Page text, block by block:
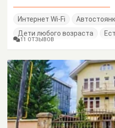
Интернет Wi-Fi
Дети любого возраста
11 ОТЗЫВОВ